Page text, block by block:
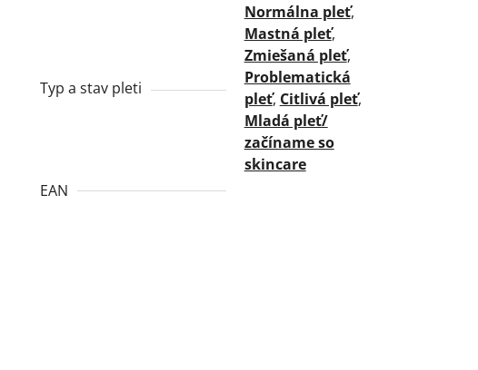
Typ a stav pleti
Normálna pleť,
Mastná pleť,
Zmiešaná pleť,
Problematická
pleť, Citlivá pleť,
Mladá pleť/
začíname so
skincare
EAN